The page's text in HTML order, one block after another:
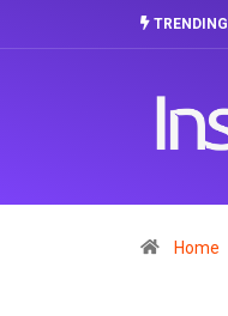
TRENDING
Home